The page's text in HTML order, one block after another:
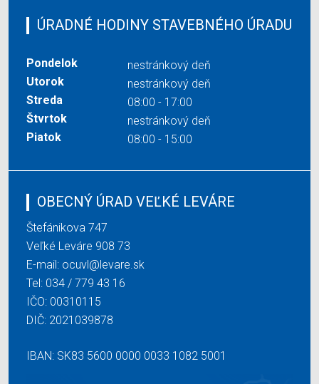
ÚRADNÉ HODINY STAVEBNÉHO ÚRADU
Pondelok
nestránkový deň
Utorok
nestránkový deň
Streda
08:00 - 17:00
Štvrtok
nestránkový deň
Piatok
08:00 - 15:00
OBECNÝ ÚRAD VEĽKÉ LEVÁRE
Štefánikova 747
Veľké Leváre 908 73
E-mail: ocuvl@levare.sk
Tel: 034 / 779 43 16
IČO: 00310115
DIČ: 2021039878
IBAN: SK83 5600 0000 0033 1082 5001